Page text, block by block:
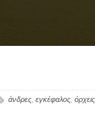
άνδρες εγκέφαλος όρχεις